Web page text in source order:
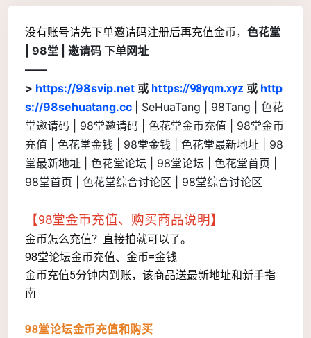
没有账号请先下单邀请码注册后再充值金币， 色花堂
| 98堂 | 邀请码 下单网址
——
> https://98svip.net 或 https://98yqm.xyz 或 http
s://98sehuatang.cc
| SeHuaTang | 98Tang | 色花
堂邀请码 | 98堂邀请码 | 色花堂金币充值 | 98堂金币
充值 | 色花堂金钱 | 98堂金钱 | 色花堂最新地址 | 98
堂最新地址 | 色花堂论坛 | 98堂论坛 | 色花堂首页 |
98堂首页 | 色花堂综合讨论区 | 98堂综合讨论区
【98堂金币充值、购买商品说明】
金币怎么充值？直接拍就可以了。
98堂论坛金币充值、金币=金钱
金币充值5分钟内到账，该商品送最新地址和新手指
南
98堂论坛金币充值和购买